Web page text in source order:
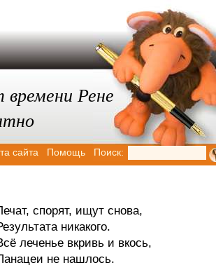
Рене
сайта Помощь Поиск:
спорят, ищут снова,
никакого.
леченье вкривь и вкось,
не нашлось.